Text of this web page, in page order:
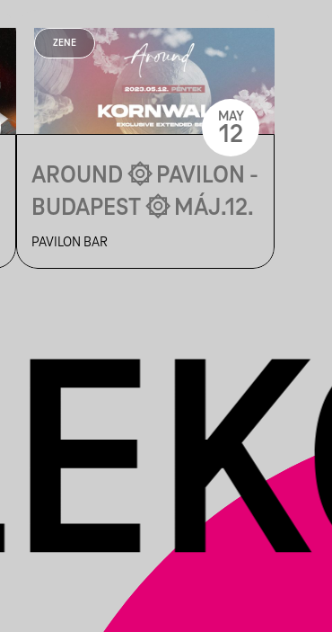
ZENE
AROUND ۞ PAVILON -
BUDAPEST ۞ MÁJ.12.
PAVILON BAR
MAY
12